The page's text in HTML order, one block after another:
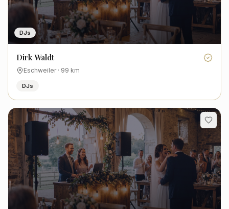
DJs
Dirk Waldt
Eschweiler· 99 km
DJs